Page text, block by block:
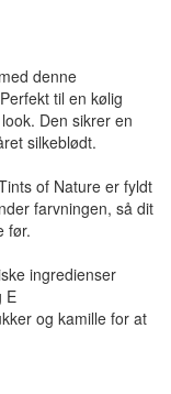
denne
til en kølig
Den sikrer en
silkeblødt.
of Nature er fyldt
farvningen, så dit
før.
ingredienser
E
og kamille for at